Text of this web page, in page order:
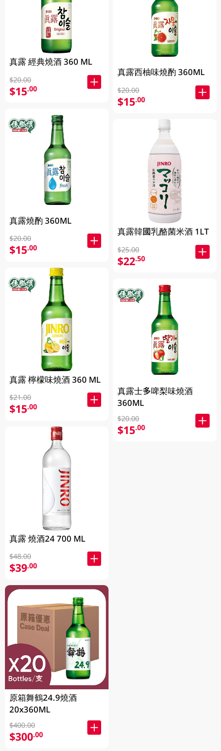
真露 經典燒酒 360 ML
$20.00
$15.00
真露燒酌 360ML
$20.00
$15.00
真露 檸檬味燒酒 360 ML
$21.00
$15.00
真露 燒酒24 700 ML
$48.00
$39.00
原箱舞鶴24.9燒酒
20x360ML
$400.00
$300.00
真露西柚味燒酌 360ML
$20.00
$15.00
真露韓國乳酪菌米酒 1LT
$25.00
$22.50
真露士多啤梨味燒酒
360ML
$20.00
$15.00